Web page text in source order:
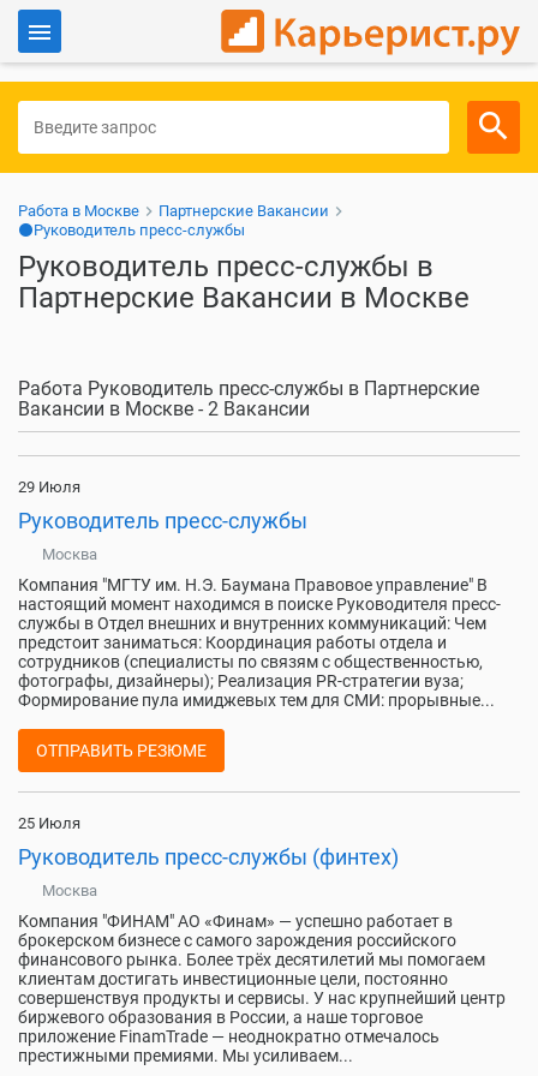
Для работодателей
Работа в Москве
Партнерские Вакансии
⚫Руководитель пресс-службы
Руководитель пресс-службы в
Партнерские Вакансии в Москве
Работа Руководитель пресс-службы в Партнерские
Вакансии в Москве - 2 Вакансии
29 Июля
Руководитель пресс-службы
Москва
Компания "МГТУ им. Н.Э. Баумана Правовое управление" В
настоящий момент находимся в поиске Руководителя пресс-
службы в Отдел внешних и внутренних коммуникаций: Чем
предстоит заниматься: Координация работы отдела и
сотрудников (специалисты по связям с общественностью,
фотографы, дизайнеры); Реализация PR-стратегии вуза;
Формирование пула имиджевых тем для СМИ: прорывные...
ОТПРАВИТЬ РЕЗЮМЕ
25 Июля
Руководитель пресс-службы (финтех)
Москва
Компания "ФИНАМ" АО «Финам» — успешно работает в
брокерском бизнесе с самого зарождения российского
финансового рынка. Более трёх десятилетий мы помогаем
клиентам достигать инвестиционные цели, постоянно
совершенствуя продукты и сервисы. У нас крупнейший центр
биржевого образования в России, а наше торговое
приложение FinamTrade — неоднократно отмечалось
престижными премиями. Мы усиливаем...